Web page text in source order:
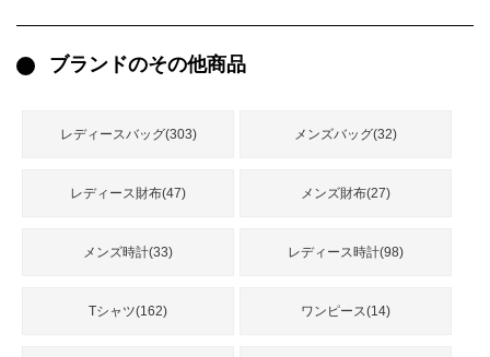
お
す
ブランドのその他商品
レディースバッグ(303) メンズバッグ(32)
レディース財布(47) メンズ財布(27)
メンズ時計(33) レディース時計(98)
Tシャツ(162) ワンピース(14)